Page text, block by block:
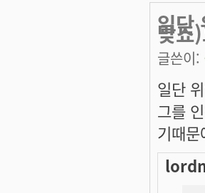
일단
맞죠
글쓴이:
일단
그를
기때